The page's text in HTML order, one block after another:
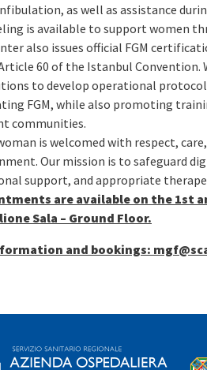
as well as assistance
is available to support women
also issues official FGM
60 of the Istanbul
to develop operational
FGM, while also promoting
communities.
is welcomed with respect,
Our mission is to safeguard
support, and appropriate
are available on the 1st
Sala – Ground Floor.
and bookings: